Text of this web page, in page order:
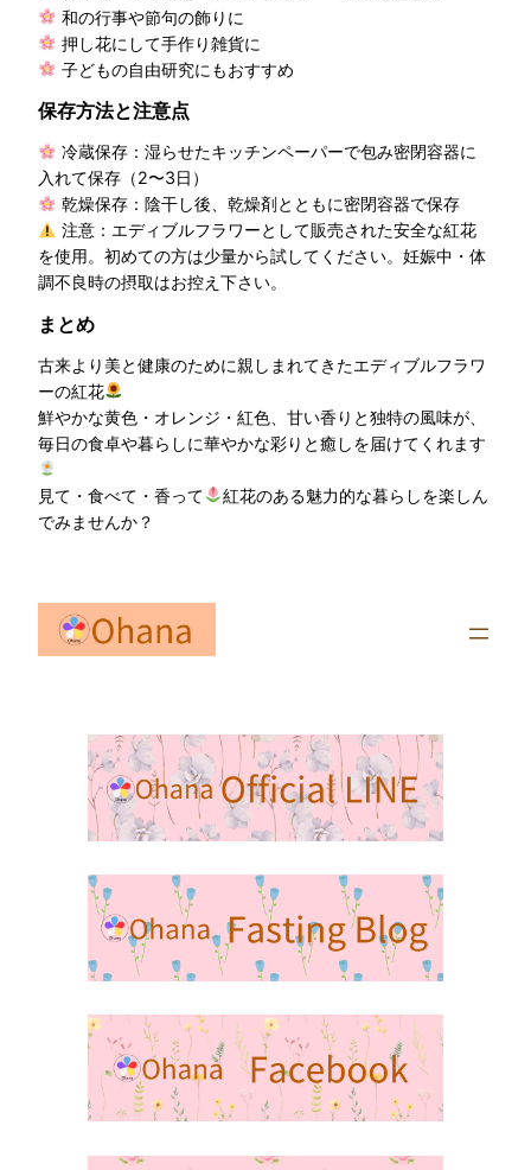
和の行事や節句の飾りに
押し花にして手作り雑貨に
子どもの自由研究にもおすすめ
保存方法と注意点
冷蔵保存：湿らせたキッチンペーパーで包み密閉容器に
入れて保存（2〜3日）
乾燥保存：陰干し後、乾燥剤とともに密閉容器で保存
注意：エディブルフラワーとして販売された安全な紅花
を使用。初めての方は少量から試してください。妊娠中・体
調不良時の摂取はお控え下さい。
まとめ
古来より美と健康のために親しまれてきたエディブルフラワ
ーの紅花
鮮やかな黄色・オレンジ・紅色、甘い香りと独特の風味が、
毎日の食卓や暮らしに華やかな彩りと癒しを届けてくれます
見て・食べて・香って
紅花のある魅力的な暮らしを楽しん
でみませんか？